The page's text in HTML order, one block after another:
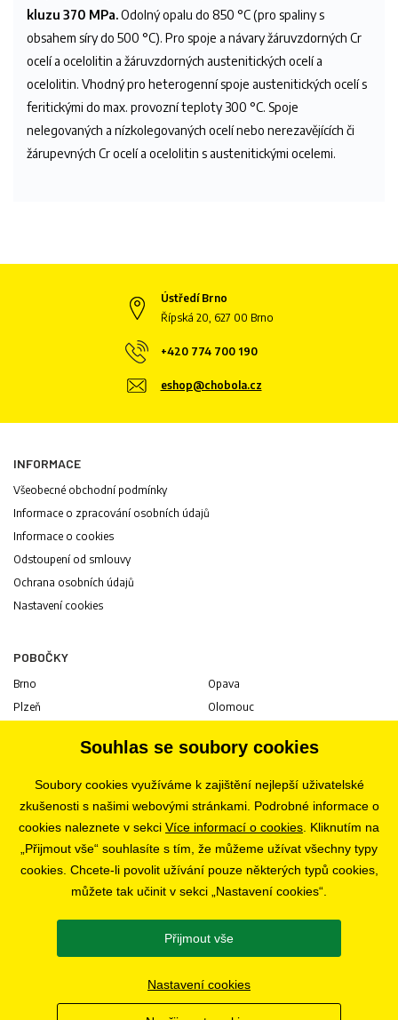
kluzu 370 MPa.Odolný opalu do 850 °C (pro spaliny s
obsahem síry do 500 °C). Pro spoje a návary žáruvzdorných Cr
ocelí a ocelolitin a žáruvzdorných austenitických ocelí a
ocelolitin. Vhodný pro heterogenní spoje austenitických ocelí s
feritickými do max. provozní teploty 300 °C. Spoje
nelegovaných a nízkolegovaných ocelí nebo nerezavějících či
žárupevných Cr ocelí a ocelolitin s austenitickými ocelemi.
Ústředí Brno
Řípská 20, 627 00 Brno
+420 774 700 190
eshop@chobola.cz
INFORMACE
Všeobecné obchodní podmínky
Informace o zpracování osobních údajů
Informace o cookies
Odstoupení od smlouvy
Ochrana osobních údajů
Nastavení cookies
POBOČKY
Brno
Plzeň
Ostrava
Opava
Olomouc
Pardubice
Liberec
Bratislava
KARIÉRA
SLEDUJTE NÁS
Souhlas se soubory cookies
Soubory cookies využíváme k zajištění nejlepší uživatelské
zkušenosti s našimi webovými stránkami. Podrobné informace o
cookies naleznete v sekci Více informací o cookies . Kliknutím na
„Přijmout vše“ souhlasíte s tím, že můžeme užívat všechny typy
cookies. Chcete-li povolit užívání pouze některých typů cookies,
můžete tak učinit v sekci „Nastavení cookies“.
Přijmout vše
Nastavení cookies